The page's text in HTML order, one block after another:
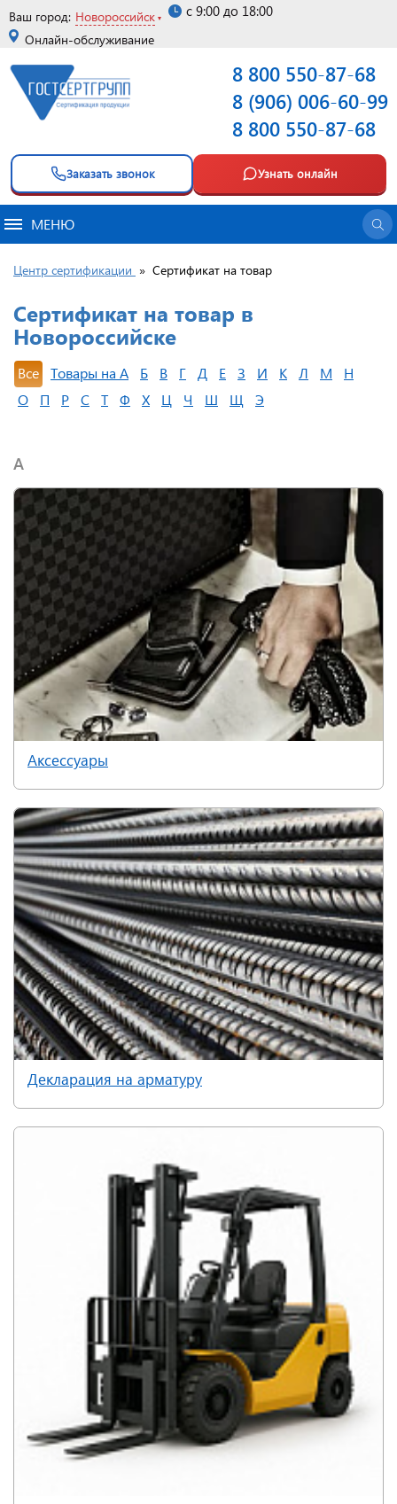
Ваш город: Новороссийск
Онлайн-обслуживание
с 9:00 до 18:00
8 800 550-87-68
8 (906) 006-60-99
8 800 550-87-68
Заказать звонок Узнать онлайн
МЕНЮ
Центр сертификации » Сертификат на товар
Сертификат на товар в
Новороссийске
Все Товары на А Б В Г Д Е З И К Л М
Н
О
П Р С Т Ф Х Ц Ч Ш Щ Э
А
Аксессуары
Декларация на арматуру